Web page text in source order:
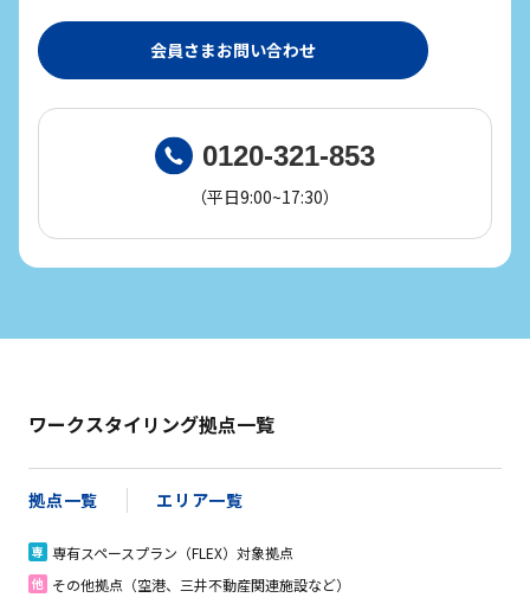
会員さまお問い合わせ
0120-321-853
（平日9:00~17:30）
ワークスタイリング拠点一覧
拠点一覧 エリア一覧
専 専有スペースプラン（FLEX）対象拠点
他 その他拠点（空港、三井不動産関連施設など）